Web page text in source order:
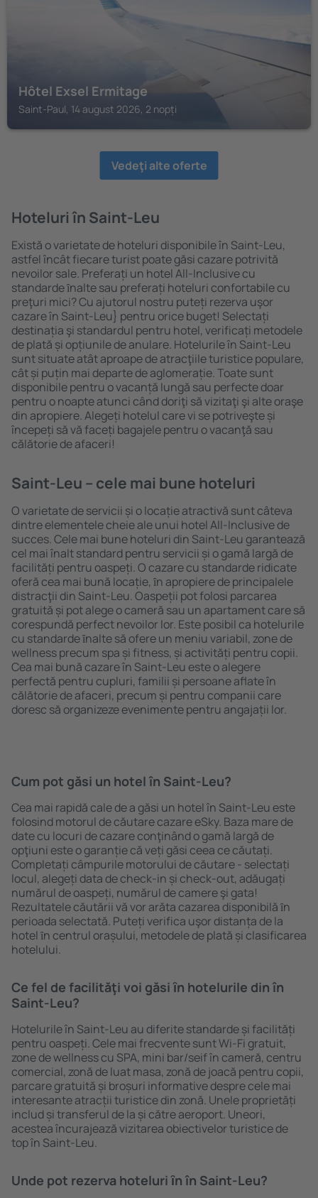
Hôtel Exsel Ermitage
Saint-Paul, 14 august 2026, 2 nopți
Vedeţi alte oferte
Hoteluri în Saint-Leu
Există o varietate de hoteluri disponibile în Saint-Leu,
astfel încât fiecare turist poate găsi cazare potrivită
nevoilor sale. Preferați un hotel All-Inclusive cu
standarde ȋnalte sau preferați hoteluri confortabile cu
preţuri mici? Cu ajutorul nostru puteți rezerva uşor
cazare în Saint-Leu} pentru orice buget! Selectați
destinația şi standardul pentru hotel, verificați metodele
de plată și opțiunile de anulare. Hotelurile în Saint-Leu
sunt situate atât aproape de atracţiile turistice populare,
cât și puțin mai departe de aglomerație. Toate sunt
disponibile pentru o vacanță lungă sau perfecte doar
pentru o noapte atunci când doriţi să vizitaţi şi alte oraşe
din apropiere. Alegeți hotelul care vi se potriveşte și
începeți să vă faceți bagajele pentru o vacanţă sau
călătorie de afaceri!
Saint-Leu – cele mai bune hoteluri
O varietate de servicii și o locație atractivă sunt câteva
dintre elementele cheie ale unui hotel All-Inclusive de
succes. Cele mai bune hoteluri din Saint-Leu garantează
cel mai înalt standard pentru servicii și o gamă largă de
facilități pentru oaspeți. O cazare cu standarde ridicate
oferă cea mai bună locație, ȋn apropiere de principalele
distracţii din Saint-Leu. Oaspeții pot folosi parcarea
gratuită și pot alege o cameră sau un apartament care să
corespundă perfect nevoilor lor. Este posibil ca hotelurile
cu standarde ȋnalte să ofere un meniu variabil, zone de
wellness precum spa și fitness, și activități pentru copii.
Cea mai bună cazare în Saint-Leu este o alegere
perfectă pentru cupluri, familii și persoane aflate în
călătorie de afaceri, precum și pentru companii care
doresc să organizeze evenimente pentru angajații lor.
Cum pot găsi un hotel în Saint-Leu?
Cea mai rapidă cale de a găsi un hotel în Saint-Leu este
folosind motorul de căutare cazare eSky. Baza mare de
date cu locuri de cazare conţinând o gamă largă de
opţiuni este o garanție că veți găsi ceea ce căutați.
Completați câmpurile motorului de căutare - selectați
locul, alegeți data de check-in și check-out, adăugați
numărul de oaspeți, numărul de camere şi gata!
Rezultatele căutării vă vor arăta cazarea disponibilă ȋn
perioada selectată. Puteți verifica uşor distanța de la
hotel ȋn centrul orașului, metodele de plată și clasificarea
hotelului.
Ce fel de facilităţi voi găsi ȋn hotelurile din în
Saint-Leu?
Hotelurile în Saint-Leu au diferite standarde și facilități
pentru oaspeți. Cele mai frecvente sunt Wi-Fi gratuit,
zone de wellness cu SPA, mini bar/seif în cameră, centru
comercial, zonă de luat masa, zonă de joacă pentru copii,
parcare gratuită și broșuri informative despre cele mai
interesante atracții turistice din zonă. Unele proprietăți
includ și transferul de la și către aeroport. Uneori,
acestea încurajează vizitarea obiectivelor turistice de
top în Saint-Leu.
Unde pot rezerva hoteluri ȋn în Saint-Leu?